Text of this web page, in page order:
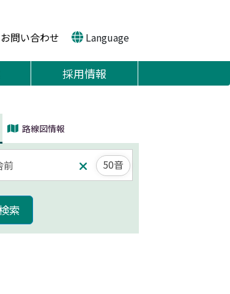
お問い合わせ Language
採用情報
路線図情報
50音